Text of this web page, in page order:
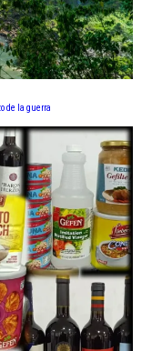
de la guerra